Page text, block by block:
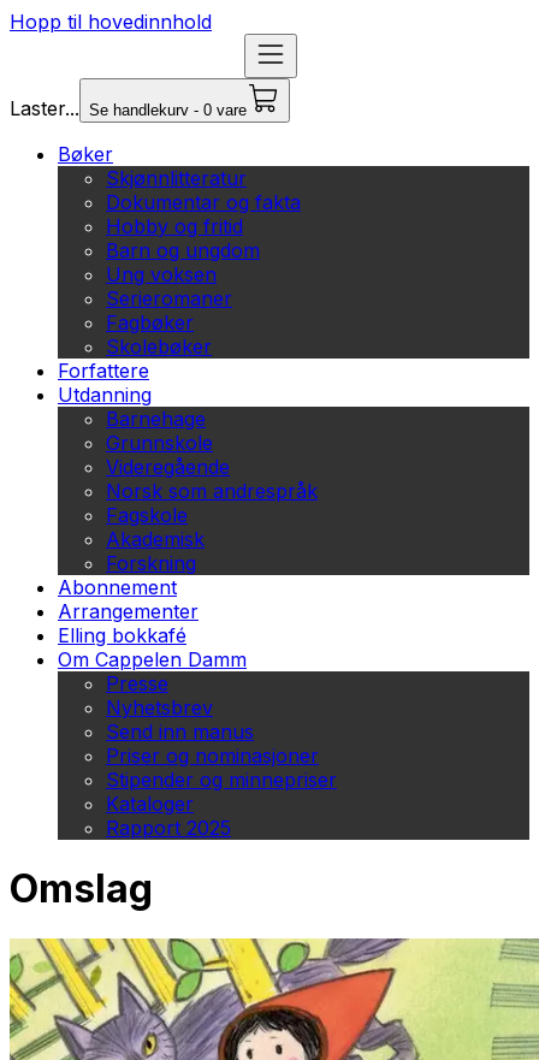
Hopp til hovedinnhold
Laster... Se handlekurv - 0 vare
Bøker
Skjønnlitteratur
Dokumentar og fakta
Hobby og fritid
Barn og ungdom
Ung voksen
Serieromaner
Fagbøker
Skolebøker
Forfattere
Utdanning
Barnehage
Grunnskole
Videregående
Norsk som andrespråk
Fagskole
Akademisk
Forskning
Abonnement
Arrangementer
Elling bokkafé
Om Cappelen Damm
Presse
Nyhetsbrev
Send inn manus
Priser og nominasjoner
Stipender og minnepriser
Kataloger
Rapport 2025
Omslag